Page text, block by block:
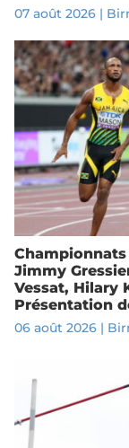
07 août 2026|
Championnats
Jimmy
Vessat, Hilary
Présentation
06 août 2026|